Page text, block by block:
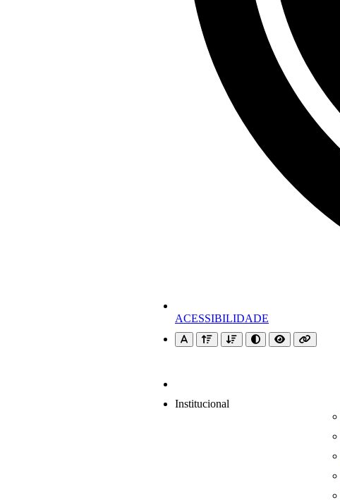
ACESSIBILIDADE
Institucional